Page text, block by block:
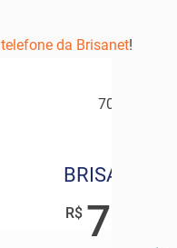
telefone da Brisanet!
70 Mb
BRISAFIBRA
R$ 75